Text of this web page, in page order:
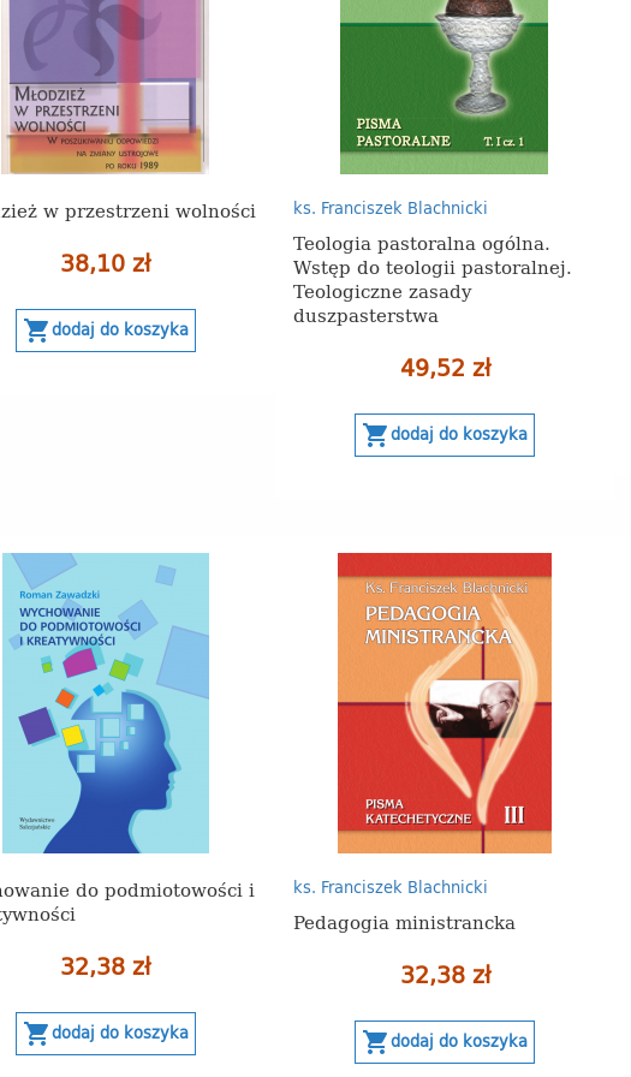
w przestrzeni wolności
38,10 zł
shopping_cartdodaj do koszyka
ks. Franciszek Blachnicki
Teologia pastoralna ogólna.
Wstęp do teologii pastoralnej.
Teologiczne zasady
duszpasterstwa
49,52 zł
shopping_cartdodaj do koszyka
do podmiotowości i
32,38 zł
shopping_cartdodaj do koszyka
ks. Franciszek Blachnicki
Pedagogia ministrancka
32,38 zł
shopping_cartdodaj do koszyka